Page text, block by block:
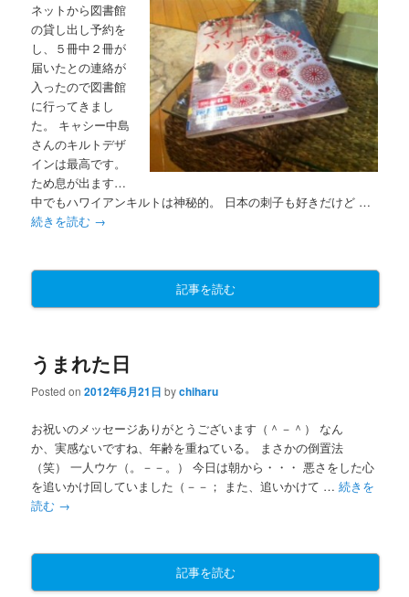
ネットから図書館
の貸し出し予約を
し、５冊中２冊が
届いたとの連絡が
入ったので図書館
に行ってきまし
た。 キャシー中島
さんのキルトデザ
インは最高です。
ため息が出ます…
中でもハワイアンキルトは神秘的。 日本の刺子も好きだけど …
続きを読む →
記事を読む
うまれた日
Posted on2012年6月21日 bychiharu
お祝いのメッセージありがとうございます（＾－＾） なん
か、実感ないですね、年齢を重ねている。 まさかの倒置法
（笑） 一人ウケ（。－－。） 今日は朝から・・・ 悪さをした心
を追いかけ回していました（－－； また、追いかけて …続きを
読む →
記事を読む